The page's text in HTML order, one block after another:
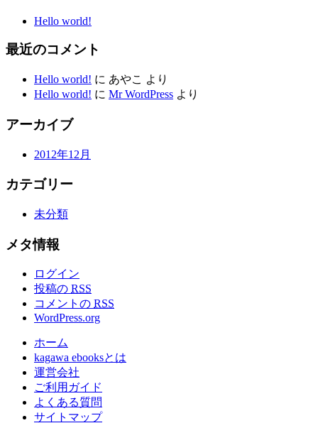
Hello world!
最近のコメント
Hello world! に あやこ より
Hello world! に Mr WordPress より
アーカイブ
2012年12月
カテゴリー
未分類
メタ情報
ログイン
投稿の RSS
コメントの RSS
WordPress.org
ホーム
kagawa ebooksとは
運営会社
ご利用ガイド
よくある質問
サイトマップ